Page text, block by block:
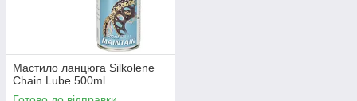
Мастило ланцюга Silkolene
Chain Lube 500ml